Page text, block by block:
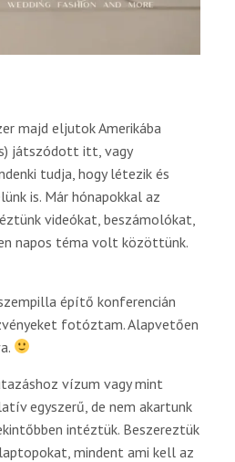
majd eljutok Amerikába
játszódott itt, vagy
tudja, hogy létezik és
is. Már hónapokkal az
videókat, beszámolókat,
napos téma volt közöttünk.
építő konferencián
fotóztam. Alapvetően
vízum vagy mint
egyszerű, de nem akartunk
intéztük. Beszereztük
mindent ami kell az